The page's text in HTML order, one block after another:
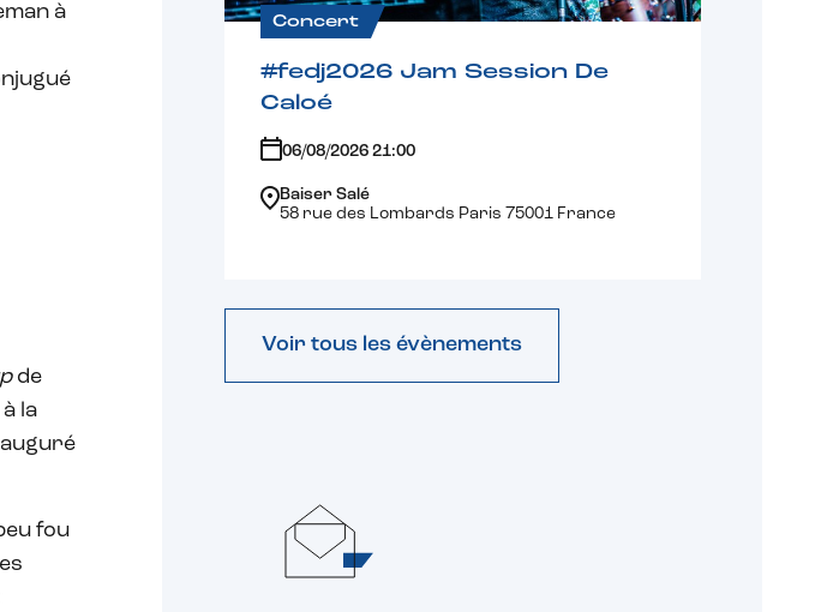
à
de
à la
fou
Concert
#fedj2026 Jam Session De
Caloé
06/08/2026 21:00
Baiser Salé
58 rue des Lombards Paris 75001 France
Voir tous les évènements